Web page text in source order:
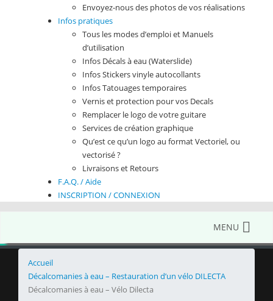
Envoyez-nous des photos de vos réalisations
Infos pratiques
Tous les modes d’emploi et Manuels
d’utilisation
Infos Décals à eau (Waterslide)
Infos Stickers vinyle autocollants
Infos Tatouages temporaires
Vernis et protection pour vos Decals
Remplacer le logo de votre guitare
Services de création graphique
Qu’est ce qu’un logo au format Vectoriel, ou
vectorisé ?
Livraisons et Retours
F.A.Q. / Aide
INSCRIPTION / CONNEXION
MENU
Accueil
Décalcomanies à eau – Restauration d’un vélo DILECTA
Décalcomanies à eau – Vélo Dilecta